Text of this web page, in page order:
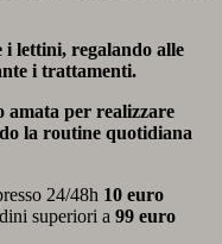
i lettini, regalando alle
i trattamenti.
amata per realizzare
la routine quotidiana
24/48h 10 euro
superiori a 99 euro